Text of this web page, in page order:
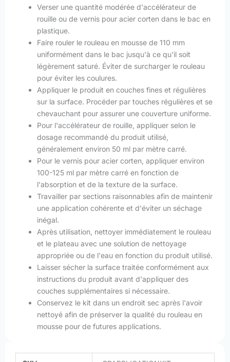
Verser une quantité modérée d'accélérateur de
rouille ou de vernis pour acier corten dans le bac en
plastique.
Faire rouler le rouleau en mousse de 110 mm
uniformément dans le bac jusqu'à ce qu'il soit
légèrement saturé. Éviter de surcharger le rouleau
pour éviter les coulures.
Appliquer le produit en couches fines et régulières
sur la surface. Procéder par touches régulières et se
chevauchant pour assurer une couverture uniforme.
Pour l'accélérateur de rouille, appliquer selon le
dosage recommandé du produit utilisé,
généralement environ 50 ml par mètre carré.
Pour le vernis pour acier corten, appliquer environ
100-125 ml par mètre carré en fonction de
l'absorption et de la texture de la surface.
Travailler par sections raisonnables afin de maintenir
une application cohérente et d'éviter un séchage
inégal.
Après utilisation, nettoyer immédiatement le rouleau
et le plateau avec une solution de nettoyage
appropriée ou de l'eau en fonction du produit utilisé.
Laisser sécher la surface traitée conformément aux
instructions du produit avant d'appliquer des
couches supplémentaires si nécessaire.
Conservez le kit dans un endroit sec après l'avoir
nettoyé afin de préserver la qualité du rouleau en
mousse pour de futures applications.